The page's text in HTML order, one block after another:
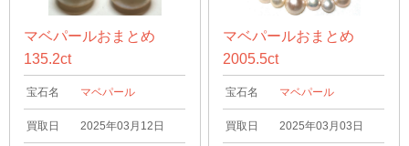
マベパールおまとめ
135.2ct
宝石名 マベパール
買取日 2025年03月12日
マベパールおまとめ
2005.5ct
宝石名 マベパール
買取日 2025年03月03日